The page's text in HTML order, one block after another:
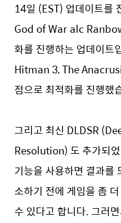
14일 (EST) 업데이트를
God of War alc
화를 진행하는 업데이트
Hitman 3, The
점으로 최적화를 진행했
그리고 최신 DLDSR
Resolution) 도 추가되
기능을 사용하면 결과를
소하기 전에 게임을 좀
수 있다고 합니다. 그러